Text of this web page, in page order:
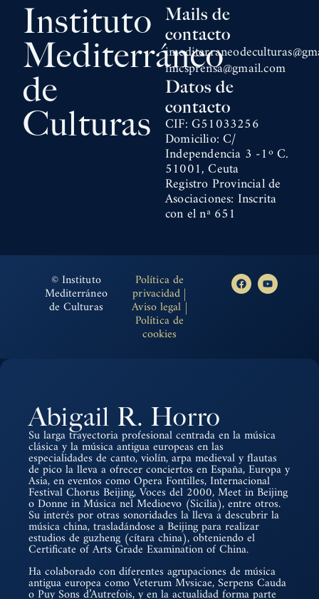
Instituto
Mediterráneo
de
Culturas
Mails de
contacto
imcsprensa@gmail.com
Datos de
contacto
CIF: G51033256
Domicilio: C/
Independencia 3 -1º C.
51001, Ceuta
Registro Provincial de
Asociaciones: Inscrita
con el nª 651
© Instituto
Mediterráneo
de Culturas
Política de
privacidad
Aviso legal
Política de
cookies
Abigail R. Horro
Su larga trayectoria profesional centrada en la música
clásica y la música antigua europeas en las
especialidades de canto, violín, arpa medieval y flautas
de pico la lleva a ofrecer conciertos en España, Europa y
Asia, en eventos como Opera Fontilles, Internacional
Festival Chorus Beijing, Voces del 2000, Meet in Beijing
o Donne in Música nel Medioevo (Sicilia), entre otros.
Su interés por otras sonoridades la lleva a descubrir la
música china, trasladándose a Beijing para realizar
estudios de guzheng (cítara china), obteniendo el
Certificate of Arts Grade Examination of China.
Ha colaborado con diferentes agrupaciones de música
antigua europea como Veterum Mvsicae, Serpens Cauda
o Puy Sons d’Autrefois, y en la actualidad forma parte